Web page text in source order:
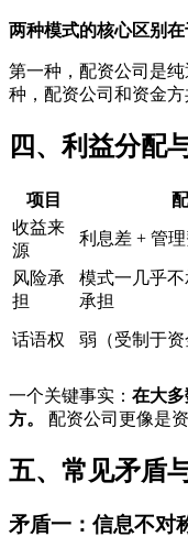
两种模式的核心区别在
第一种，配资公司是
种，配资公司和资金方
四、利益分配
项目
收益来
源
利息差 + 管
风险承
担
模式一几乎
承担
话语权 弱（受制于资
一个关键事实： 在大
方。
配资公司更像是
五、常见矛盾
矛盾一：信息不对